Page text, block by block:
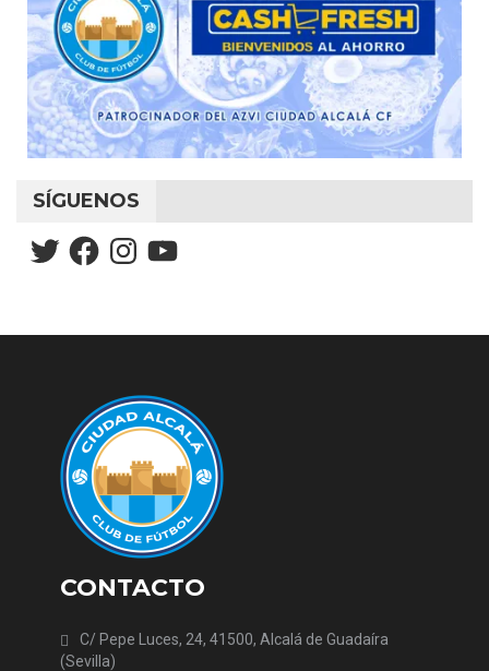
SÍGUENOS
TwitterFacebookInstagramYouTube
CONTACTO
C/ Pepe Luces, 24, 41500, Alcalá de Guadaíra
(Sevilla)